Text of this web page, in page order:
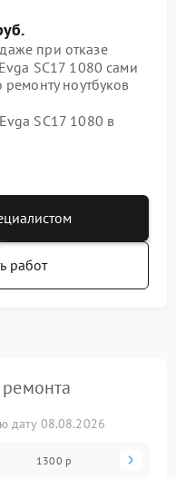
даже при отказе
SC17 1080 сами
ноутбуков
SC17 1080 в
работ
дату 08.08.2026
1300 р